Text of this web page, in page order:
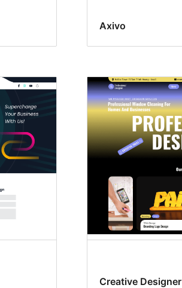
Axivo
Creative Designer